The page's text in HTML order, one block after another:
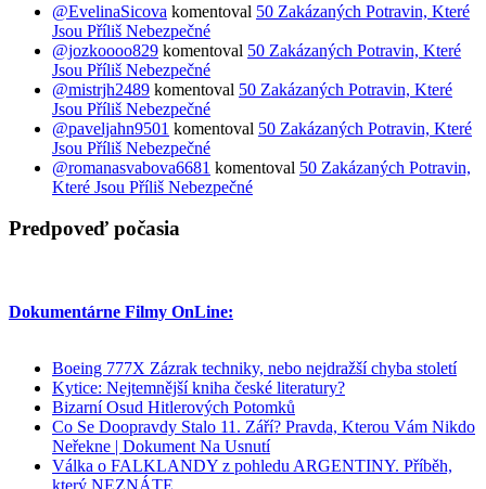
@EvelinaSicova komentoval 50 Zakázaných Potravin, Které
Jsou Příliš Nebezpečné
@jozkoooo829 komentoval 50 Zakázaných Potravin, Které
Jsou Příliš Nebezpečné
@mistrjh2489 komentoval 50 Zakázaných Potravin, Které
Jsou Příliš Nebezpečné
@paveljahn9501 komentoval 50 Zakázaných Potravin, Které
Jsou Příliš Nebezpečné
@romanasvabova6681 komentoval 50 Zakázaných Potravin,
Které Jsou Příliš Nebezpečné
Predpoveď počasia
Dokumentárne Filmy OnLine:
Boeing 777X Zázrak techniky, nebo nejdražší chyba století
Kytice: Nejtemnější kniha české literatury?
Bizarní Osud Hitlerových Potomků
Co Se Doopravdy Stalo 11. Září? Pravda, Kterou Vám Nikdo
Neřekne | Dokument Na Usnutí
Válka o FALKLANDY z pohledu ARGENTINY. Příběh,